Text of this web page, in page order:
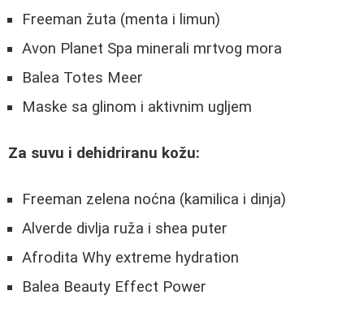
Freeman žuta (menta i limun)
Avon Planet Spa minerali mrtvog mora
Balea Totes Meer
Maske sa glinom i aktivnim ugljem
Za suvu i dehidriranu kožu:
Freeman zelena noćna (kamilica i dinja)
Alverde divlja ruža i shea puter
Afrodita Why extreme hydration
Balea Beauty Effect Power